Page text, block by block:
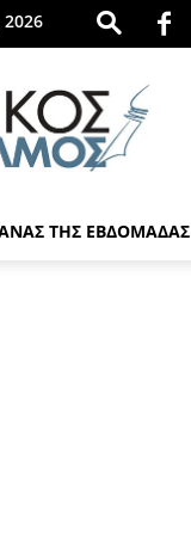
ΤΗΣ ΕΒΔΟΜΑΔΑΣ